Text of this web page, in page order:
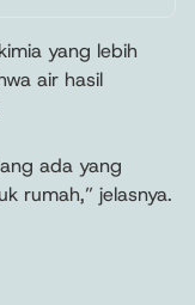
yang lebih
air hasil
ada yang
rumah,” jelasnya.